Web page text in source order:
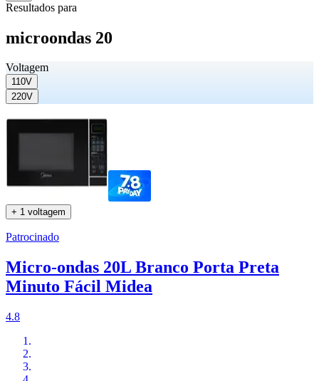
Resultados para
microondas 20
Voltagem
110V
220V
+ 1 voltagem
Patrocinado
Micro-ondas 20L Branco Porta Preta
Minuto Fácil Midea
4.8